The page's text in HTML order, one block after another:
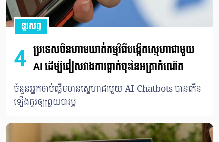
ទូរសព្ទ
4
ប្រទេសចិនហាមឃាត់កម្មវិធីបង្កើតស្នេហាជាមួយ
AI ដើម្បីជៀសវាងការធ្លាក់ចុះនៃអត្រាកំណើត
ចំនួនអ្នកចាប់ផ្ដើមមានស្នេហាជាមួយ AI Chatbots បានកើន
ឡើងគួរឲ្យព្រួយបារម្ភ